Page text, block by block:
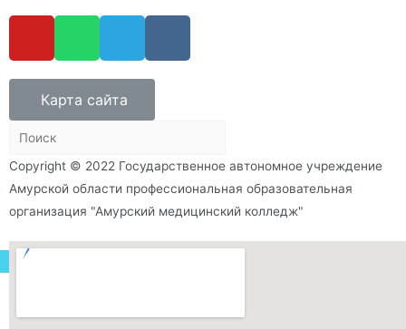
Карта сайта
Copyright © 2022 Государственное автономное учреждение
Амурской области профессиональная образовательная
организация "Амурский медицинский колледж"